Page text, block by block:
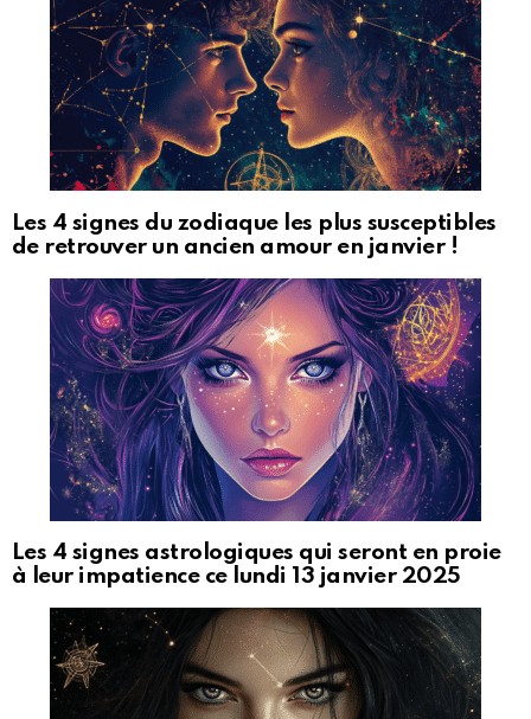
Les 4 signes du zodiaque les plus susceptibles
de retrouver un ancien amour en janvier !
Les 4 signes astrologiques qui seront en proie
à leur impatience ce lundi 13 janvier 2025